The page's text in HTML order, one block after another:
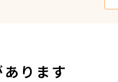
ります